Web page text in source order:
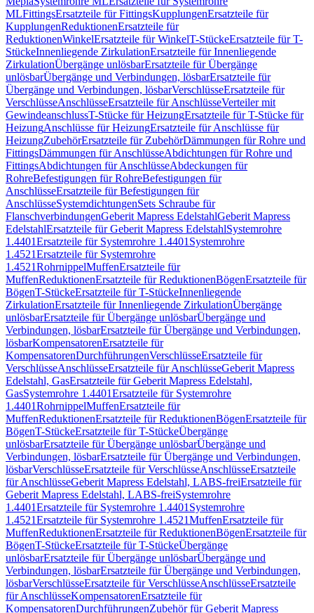
MLFittingsErsatzteile für FittingsKupplungenErsatzteile für
KupplungenReduktionenErsatzteile für
ReduktionenWinkelErsatzteile für WinkelT-StückeErsatzteile für T-
StückeInnenliegende ZirkulationErsatzteile für Innenliegende
ZirkulationÜbergänge unlösbarErsatzteile für Übergänge
unlösbarÜbergänge und Verbindungen, lösbarErsatzteile für
Übergänge und Verbindungen, lösbarVerschlüsseErsatzteile für
VerschlüsseAnschlüsseErsatzteile für AnschlüsseVerteiler mit
GewindeanschlussT-Stücke für HeizungErsatzteile für T-Stücke für
HeizungAnschlüsse für HeizungErsatzteile für Anschlüsse für
HeizungZubehörErsatzteile für ZubehörDämmungen für Rohre und
FittingsDämmungen für AnschlüsseAbdichtungen für Rohre und
FittingsAbdichtungen für AnschlüsseAbdeckungen für
RohreBefestigungen für RohreBefestigungen für
AnschlüsseErsatzteile für Befestigungen für
AnschlüsseSystemdichtungenSets Schraube für
FlanschverbindungenGeberit Mapress EdelstahlGeberit Mapress
EdelstahlErsatzteile für Geberit Mapress EdelstahlSystemrohre
1.4401Ersatzteile für Systemrohre 1.4401 Systemrohre
1.4521Ersatzteile für Systemrohre
1.4521RohrnippelMuffenErsatzteile für
MuffenReduktionenErsatzteile für ReduktionenBögenErsatzteile für
BögenT-StückeErsatzteile für T-StückeInnenliegende
ZirkulationErsatzteile für Innenliegende ZirkulationÜbergänge
unlösbarErsatzteile für Übergänge unlösbarÜbergänge und
Verbindungen, lösbarErsatzteile für Übergänge und Verbindungen,
lösbarKompensatorenErsatzteile für
KompensatorenDurchführungenVerschlüsseErsatzteile für
VerschlüsseAnschlüsseErsatzteile für AnschlüsseGeberit Mapress
Edelstahl, GasErsatzteile für Geberit Mapress Edelstahl,
GasSystemrohre 1.4401Ersatzteile für Systemrohre
1.4401RohrnippelMuffenErsatzteile für
MuffenReduktionenErsatzteile für ReduktionenBögenErsatzteile für
BögenT-StückeErsatzteile für T-StückeÜbergänge
unlösbarErsatzteile für Übergänge unlösbarÜbergänge und
Verbindungen, lösbarErsatzteile für Übergänge und Verbindungen,
lösbarVerschlüsseErsatzteile für VerschlüsseAnschlüsseErsatzteile
für AnschlüsseGeberit Mapress Edelstahl, LABS-freiErsatzteile für
Geberit Mapress Edelstahl, LABS-freiSystemrohre
1.4401Ersatzteile für Systemrohre 1.4401 Systemrohre
1.4521Ersatzteile für Systemrohre 1.4521MuffenErsatzteile für
MuffenReduktionenErsatzteile für ReduktionenBögenErsatzteile für
BögenT-StückeErsatzteile für T-StückeÜbergänge
unlösbarErsatzteile für Übergänge unlösbarÜbergänge und
Verbindungen, lösbarErsatzteile für Übergänge und Verbindungen,
lösbarVerschlüsseErsatzteile für VerschlüsseAnschlüsseErsatzteile
für AnschlüsseKompensatorenErsatzteile für
KompensatorenDurchführungenZubehör für Geberit Mapress